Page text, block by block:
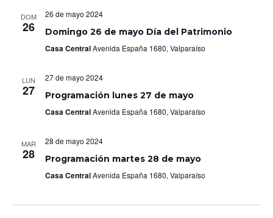
DOM
26
26 de mayo 2024
Domingo 26 de mayo Día del Patrimonio
Casa CentralAvenida España 1680, Valparaíso
LUN
27
27 de mayo 2024
Programación lunes 27 de mayo
Casa CentralAvenida España 1680, Valparaíso
MAR
28
28 de mayo 2024
Programación martes 28 de mayo
Casa CentralAvenida España 1680, Valparaíso